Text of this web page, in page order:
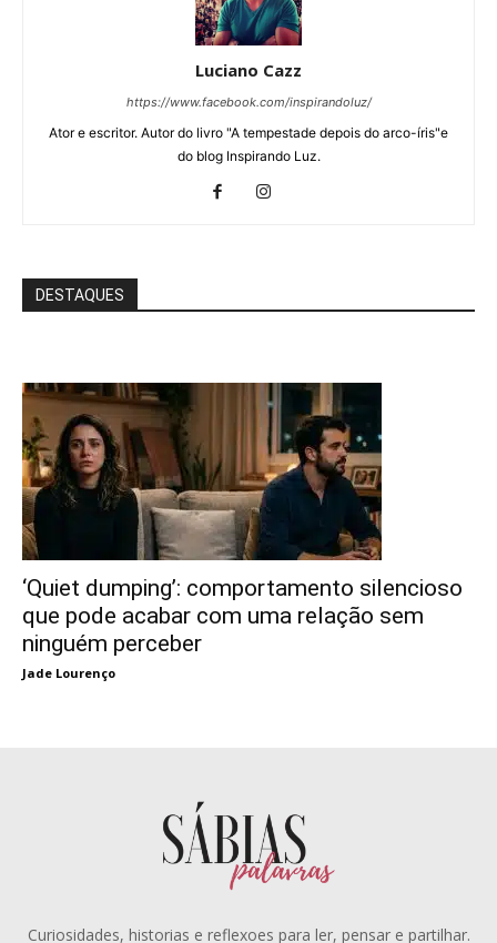
Luciano Cazz
https://www.facebook.com/inspirandoluz/
Ator e escritor. Autor do livro "A tempestade depois do arco-íris"e
do blog Inspirando Luz.
DESTAQUES
‘Quiet dumping’: comportamento silencioso
que pode acabar com uma relação sem
ninguém perceber
Jade Lourenço
Curiosidades, historias e reflexoes para ler, pensar e partilhar.